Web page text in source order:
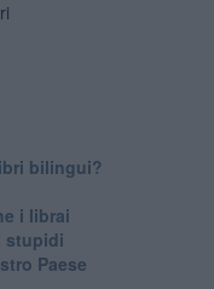
bilingui?
i librai
stupidi
Paese